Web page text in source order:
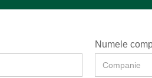
Numele